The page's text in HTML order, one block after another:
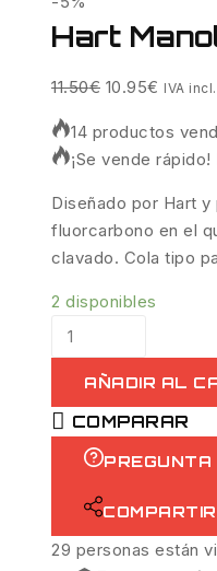
Hart
11.50€ 10.95€ IVA incl.
14 productos
¡Se vende
Diseñado por Hart
fluorcarbono en el
clavado. Cola tipo
2 disponibles
AÑADIR AL
COMPARAR
PREGUNTA
COMPARTIR
29 personas están